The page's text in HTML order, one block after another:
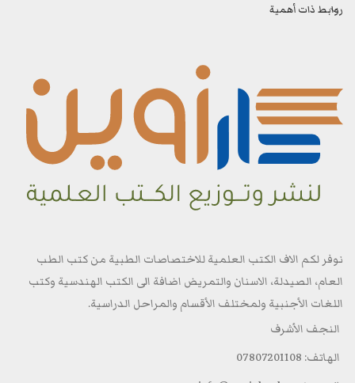
روابط ذات أهمية
نوفر لكم الاف الكتب العلمية للاختصاصات الطبية من كتب الطب
العام، الصيدلة، الاسنان والتمريض اضافة الى الكتب الهندسية وكتب
اللغات الأجنبية ولمختلف الأقسام والمراحل الدراسية.
النجف الأشرف
الهاتف: 07807201108